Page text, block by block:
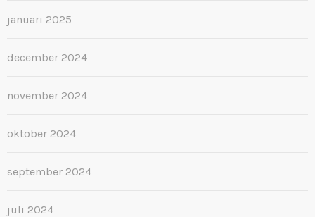
januari 2025
december 2024
november 2024
oktober 2024
september 2024
juli 2024